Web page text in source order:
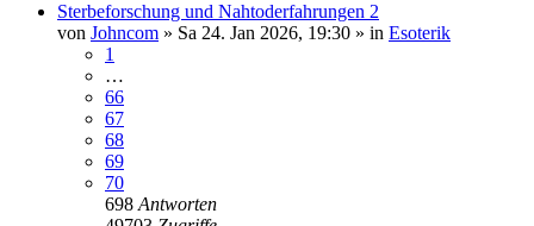
Sterbeforschung und Nahtoderfahrungen 2
von Johncom » Sa 24. Jan 2026, 19:30 » in Esoterik
1
…
66
67
68
69
70
698 Antworten